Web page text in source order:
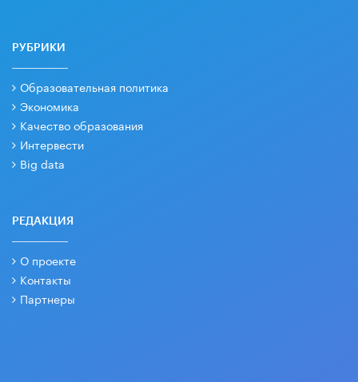
РУБРИКИ
Образовательная политика
Экономика
Качество образования
Интервести
Big data
РЕДАКЦИЯ
О проекте
Контакты
Партнеры